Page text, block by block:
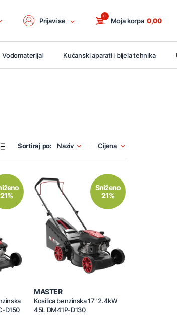
Prijavi se Moja korpa
0
0,00
Vodomaterijal Kućanski aparati i bijela tehnika
Sortiraj po: Naziv Cijena
21%
D150
Sniženo
21%
MASTER
Kosilica benzinska 17" 2.4kW
45L DM41P-D130